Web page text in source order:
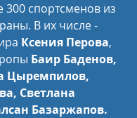
300 спортсменов из
В их числе -
Ксения Перова,
Баир Баденов,
Цыремпилов,
Светлана
Базаржапов.